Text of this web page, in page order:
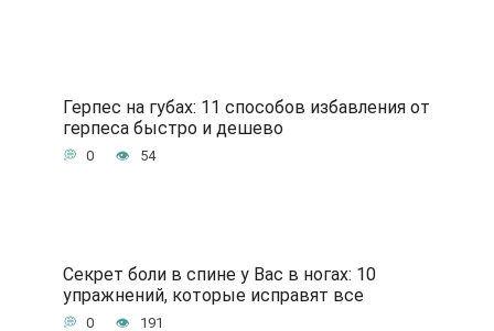
Герпес на губах: 11 способов избавления от
герпеса быстро и дешево
0 54
Секрет боли в спине у Вас в ногах: 10
упражнений, которые исправят все
0 191